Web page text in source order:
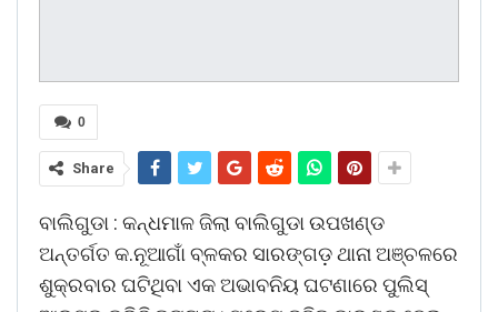
0
Share
ବାଲିଗୁଡା : କନ୍ଧମାଳ ଜିଲା ବାଲିଗୁଡା ଉପଖଣ୍ଡ
ଅନ୍ତର୍ଗତ କ.ନୂଆଗାଁ ବ୍ଳକର ସାରଙ୍ଗଡ଼ ଥାନା ଅଞ୍ଚଳରେ
ଶୁକ୍ରବାର ଘଟିଥିବା ଏକ ଅଭାବନିୟ ଘଟଣାରେ ପୁଲିସ୍‍